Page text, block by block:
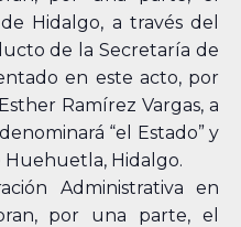
Hidalgo, a través del
de la Secretaría de
en este acto, por
Ramírez Vargas, a
“el Estado” y
Huehuetla, Hidalgo.
Administrativa en
por una parte, el